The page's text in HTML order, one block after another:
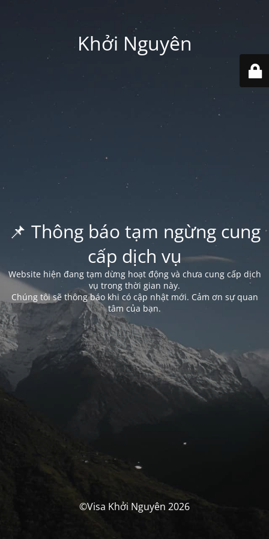
Khởi Nguyên
📌 Thông báo tạm ngừng cung
cấp dịch vụ
Website hiện đang tạm dừng hoạt động và chưa cung cấp dịch
vụ trong thời gian này.
Chúng tôi sẽ thông báo khi có cập nhật mới. Cảm ơn sự quan
tâm của bạn.
©Visa Khởi Nguyên 2026